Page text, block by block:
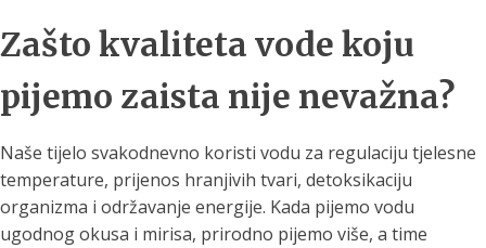
Zašto kvaliteta vode koju
pijemo zaista nije nevažna?
Naše tijelo svakodnevno koristi vodu za regulaciju tjelesne
temperature, prijenos hranjivih tvari, detoksikaciju
organizma i održavanje energije. Kada pijemo vodu
ugodnog okusa i mirisa, prirodno pijemo više, a time